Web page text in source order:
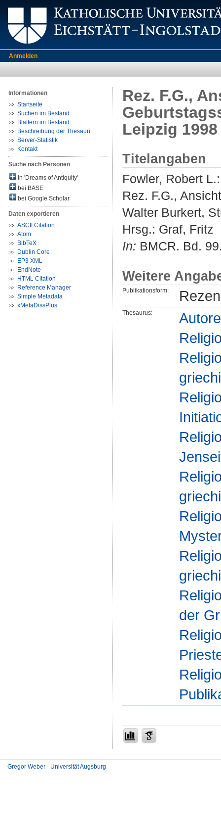
Anmelden
Informationen
Startseite
Suchen im Bestand
Blättern im Bestand
Beschreibung der Thesauri
Server-Statistik
Kontakt
Suche nach Personen
in 'Dreams of Antiquity'
bei BASE
bei Google Scholar
Daten exportieren
ASCII Citation
Atom
BibTeX
Dublin Core
EP3 XML
EndNote
HTML Citation
Reference Manager
Simple Metadata
xMetaDissPlus
Rez. F.G.,
Leipzig 1998
Titelangaben
Fowler, Robert L.:
Rez. F.G.,
Walter Burkert,
Hrsg.: Graf, Fritz
In: BMCR. Bd.
Weitere
Publikationsform:
Thesaurus:
der
Gregor Weber - Universität Augsburg